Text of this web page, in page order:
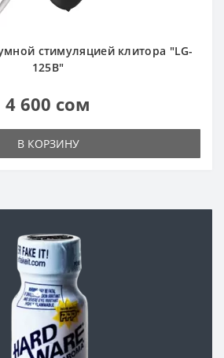
стимуляцией клитора "LG-
125B"
4 600 сом
В КОРЗИНУ